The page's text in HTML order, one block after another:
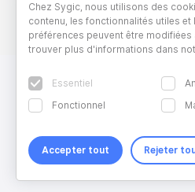
Copyright © 2026 Sygic. All right
Chez Sygic, nous utilisons des
contenu, les fonctionnalités utiles et
préférences peuvent être modifiées
trouver plus d'informations dans
Essentiel
Fonctionnel
Accepter tout Rejeter